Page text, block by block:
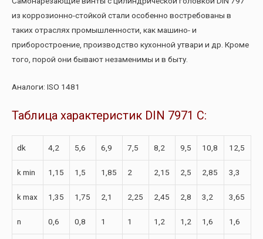
из коррозионно-стойкой стали особенно востребованы в
таких отраслях промышленности, как машино- и
приборостроение, производство кухонной утвари и др. Кроме
того, порой они бывают незаменимы и в быту.
Аналоги: ISO 1481
Таблица характеристик DIN 7971 C:
dk 4,2 5,6 6,9 7,5 8,2 9,5 10,8 12,5
k min 1,15 1,5 1,85 2 2,15 2,5 2,85 3,3
k max 1,35 1,75 2,1 2,25 2,45 2,8 3,2 3,65
n 0,6 0,8 1 1 1,2 1,2 1,6 1,6